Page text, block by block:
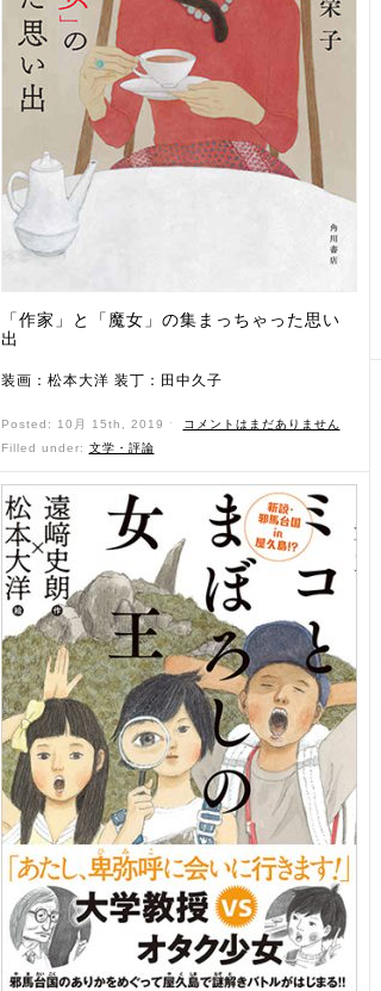
「作家」と「魔女」の集まっちゃった思い
出
装画：松本大洋 装丁：田中久子
Posted: 10月 15th, 2019 ˑ
コメントはまだありません
Filled under: 文学・評論